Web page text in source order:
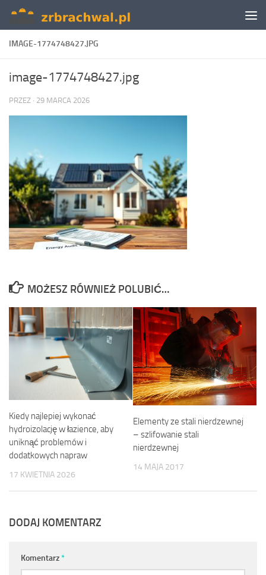
Skip to content
IMAGE-1774748427.JPG
image-1774748427.jpg
PRZEZ · 29 MARCA 2026
MOŻESZ RÓWNIEŻ POLUBIĆ…
Kiedy najlepiej wykonać
hydroizolację w łazience, aby
uniknąć problemów i
dodatkowych napraw
17 KWIETNIA 2026
Elementy ze stali nierdzewnej
– szlifowanie stali
nierdzewnej
14 MAJA 2017
DODAJ KOMENTARZ
Komentarz*